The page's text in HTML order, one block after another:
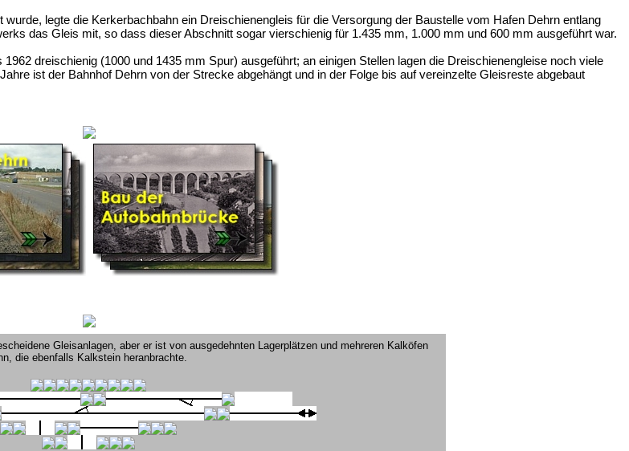
legte die Kerkerbachbahn ein Dreischienengleis für die Versorgung der Baustelle vom Hafen Dehrn entlang
das Gleis mit, so dass dieser Abschnitt sogar vierschienig für 1.435 mm, 1.000 mm und 600 mm ausgeführt war.
dreischienig (1000 und 1435 mm Spur) ausgeführt; an einigen Stellen lagen die Dreischienengleise noch viele
ist der Bahnhof Dehrn von der Strecke abgehängt und in der Folge bis auf vereinzelte Gleisreste abgebaut
Gleisanlagen, aber er ist von ausgedehnten Lagerplätzen und mehreren Kalköfen
die ebenfalls Kalkstein heranbrachte.